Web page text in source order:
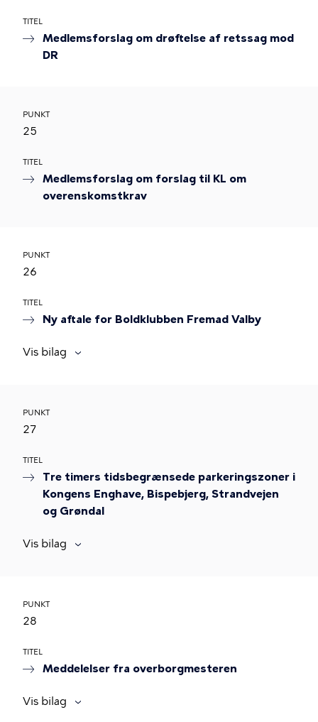
TITEL
Medlemsforslag om drøftelse af retssag mod
DR
PUNKT
25
TITEL
Medlemsforslag om forslag til KL om
overenskomstkrav
PUNKT
26
TITEL
Ny aftale for Boldklubben Fremad Valby
Vis bilag
PUNKT
27
TITEL
Tre timers tidsbegrænsede parkeringszoner i
Kongens Enghave, Bispebjerg, Strandvejen
og Grøndal
Vis bilag
PUNKT
28
TITEL
Meddelelser fra overborgmesteren
Vis bilag